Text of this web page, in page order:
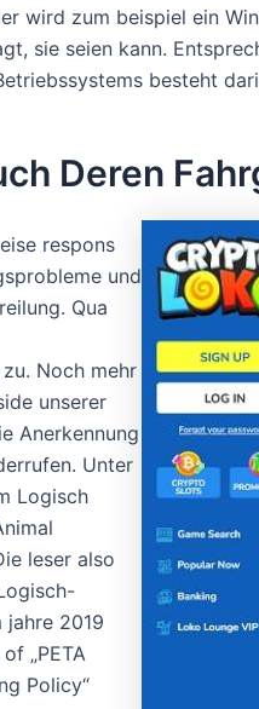
wird zum beispiel ein
sie seien kann.
besteht
Deren
respons
und
Qua
Noch mehr
unserer
Anerkennung
Unter
Logisch
leser also
jahre 2019
„PETA
Policy“